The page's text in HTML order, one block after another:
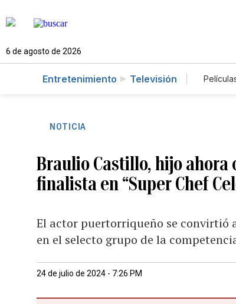
6 de agosto de 2026
Entretenimiento Televisión
NOTICIA
Braulio Castillo, hijo ahora
finalista en “Super Chef
El actor puertorriqueño se convirtió
en el selecto grupo de la
24 de julio de 2024 - 7:26 PM